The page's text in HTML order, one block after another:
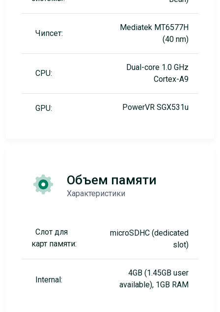
Чипсет:
Mediatek MT6577H
(40 nm)
CPU:
Dual-core 1.0 GHz
Cortex-A9
GPU: PowerVR SGX531u
Объем памяти
Характеристики
Слот для
карт памяти:
microSDHC (dedicated
slot)
Internal:
4GB (1.45GB user
available), 1GB RAM